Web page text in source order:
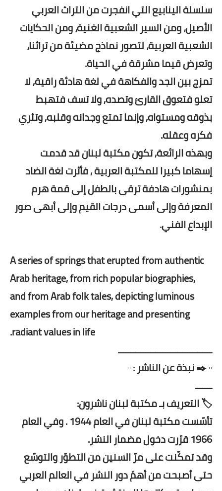
سلسلة الينابيع التي انفجرت من التراث العربي
الأصيل، ومن السير الشعبية الغنية، ومن الحكايات
الشعبية العربية، لتصور نماذج مضيئة من تراثنا،
وتعرض قيما مشرقة في الحياة.
تمزج بين الجد والفكاهة في لغة هادئة راقية, لا
تعلو فتعوق القارئ وتصده, ولا تسف فتهبط
بذوقه ومستواه, وإنما تمتع وجدانه وقلبه, وتثري
فكره وعقله.
وبهذه الرائعة, تكون مكتبة لبنان قد قدمت
إسهاما كبيرا للمكتبة العربية , فأثرت لغة الضاد
بمنشورات هادفة ترقى بالطفل إلى قمة هرم
المعرفة وإلى أسمى درجات القيم وإلى أبهى صور
الإبداع الفني.
A series of springs that erupted from authentic
Arab heritage, from rich popular biographies,
and from Arab folk tales, depicting luminous
examples from our heritage and presenting
radiant values ​​in life.
ــــــــــــــــــــــــــــــــــــــ
▫️ ✒️ نبذة عن الناشر : ▫️
ـــــــ
🏷️ التعريف بـ مكتبة لبنان ناشرون:
تأسّست مكتبة لبنان في العام 1944 . وفي العام
1966 قرّرت دخول مضمار النشر.
وقد تمكّنت على مرّ السنين من التطوّر والتوسّع
حتى أصبحت من أهمّ دور النشر في العالم العربي